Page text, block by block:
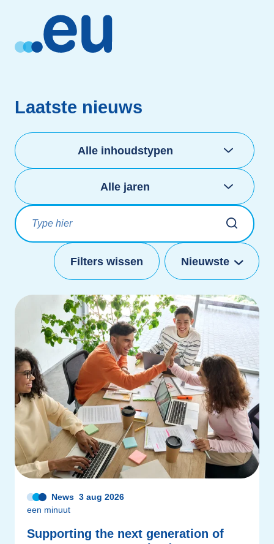
Laatste nieuws
Categorieën
Alle inhoudstypen
Kies jaren
Alle jaren
Filters wissen Nieuwste
News 3 aug 2026
een minuut
Supporting the next generation of